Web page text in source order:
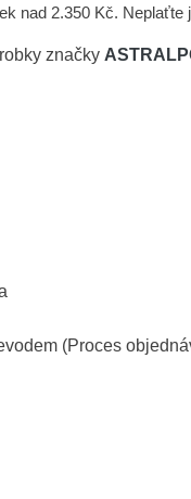
nad 2.350 Kč.
značky
(Proces